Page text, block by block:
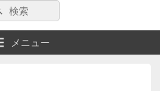
検
索
メニュー